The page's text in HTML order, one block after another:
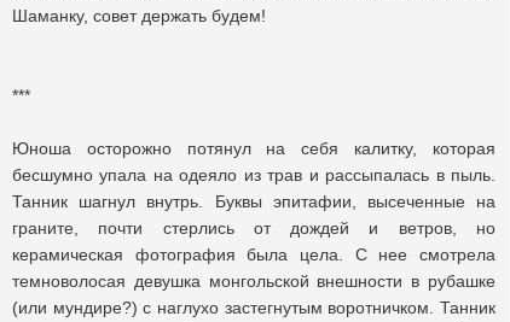
Шаманку, совет держать будем!
***
Юноша осторожно потянул на себя калитку, которая
бесшумно упала на одеяло из трав и рассыпалась в пыль.
Танник шагнул внутрь. Буквы эпитафии, высеченные на
граните, почти стерлись от дождей и ветров, но
керамическая фотография была цела. С нее смотрела
темноволосая девушка монгольской внешности в рубашке
(или мундире?) с наглухо застегнутым воротничком. Танник